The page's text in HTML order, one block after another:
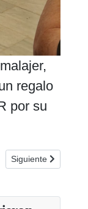
regalo
por su
del congreso de
Artículo siguiente:
Siguiente